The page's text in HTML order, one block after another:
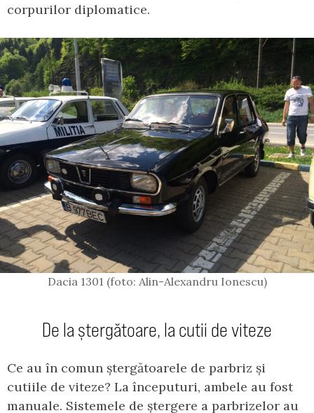
corpurilor diplomatice.
Dacia 1301 (foto: Alin-Alexandru Ionescu)
De la ștergătoare, la cutii de viteze
Ce au în comun ștergătoarele de parbriz și
cutiile de viteze? La începuturi, ambele au fost
manuale. Sistemele de ștergere a parbrizelor au